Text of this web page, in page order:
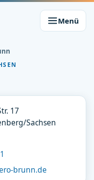
Menü
17
Sachsen
brunn.de